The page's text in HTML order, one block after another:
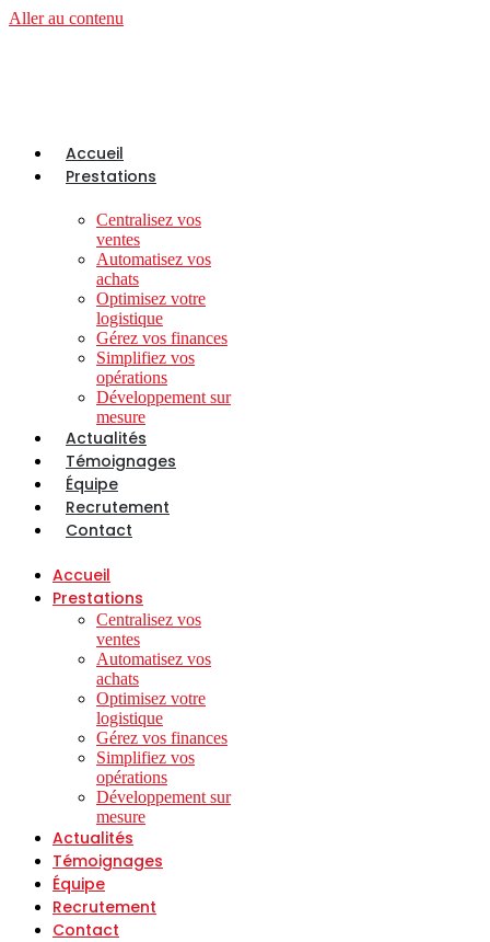
Aller au contenu
Accueil
Prestations
Centralisez vos
ventes
Automatisez vos
achats
Optimisez votre
logistique
Gérez vos finances
Simplifiez vos
opérations
Développement sur
mesure
Actualités
Témoignages
Équipe
Recrutement
Contact
Accueil
Prestations
Centralisez vos
ventes
Automatisez vos
achats
Optimisez votre
logistique
Gérez vos finances
Simplifiez vos
opérations
Développement sur
mesure
Actualités
Témoignages
Équipe
Recrutement
Contact